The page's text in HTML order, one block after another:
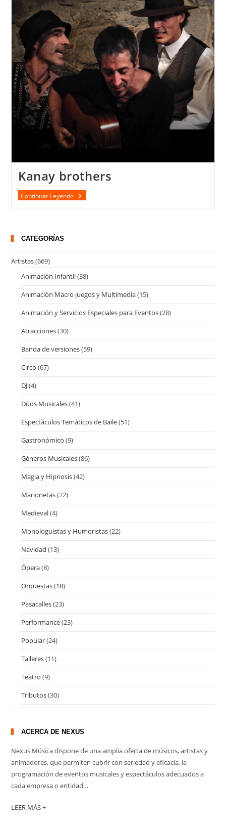
Kanay brothers
Continuar LeyendoKanay
CATEGORÍAS
Artistas(669)
Animación Infantil(38)
Animación Macro juegos y Multimedia(15)
Animación y Servicios Especiales para Eventos(28)
Atracciones(30)
Banda de versiones(59)
Circo (67)
DJ(4)
Dúos Musicales(41)
Espectáculos Temáticos de Baile(51)
Gastronómico (9)
Géneros Musicales(86)
Magia y Hipnosis(42)
Marionetas(22)
Medieval(4)
Monologuistas y Humoristas(22)
Navidad (13)
Ópera(8)
Orquestas(18)
Pasacalles(23)
Performance(23)
Popular(24)
Talleres(11)
Teatro (9)
Tributos(30)
ACERCA DE NEXUS
Nexus Música dispone de una amplia oferta de músicos, artistas y
animadores, que permiten cubrir con seriedad y eficacia, la
programación de eventos musicales y espectáculos adecuados a
cada empresa o entidad…
LEER MÁS +